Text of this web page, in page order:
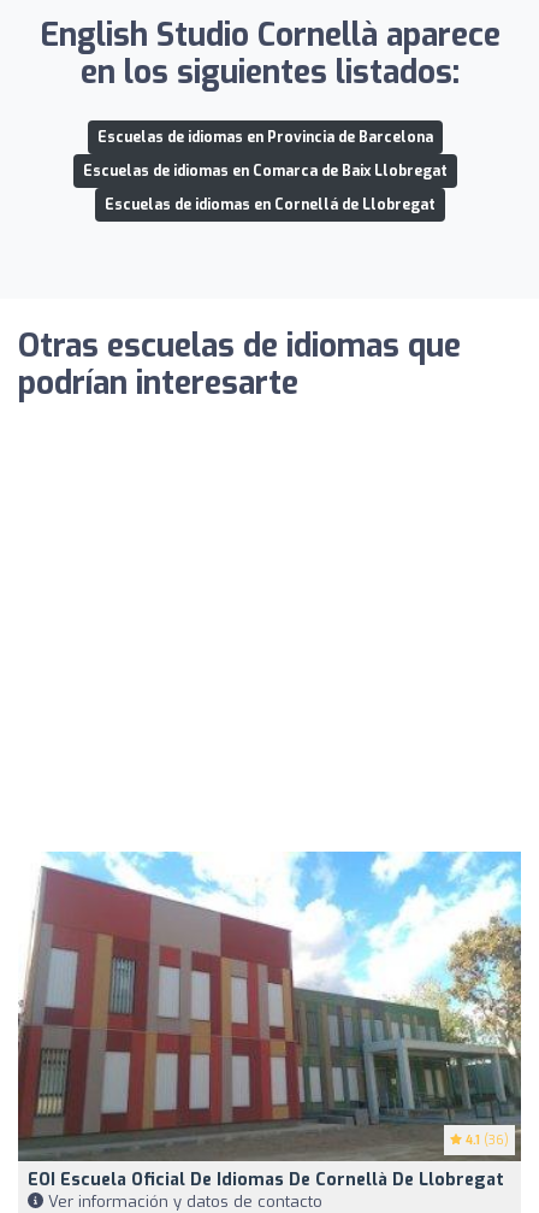
English Studio Cornellà aparece
en los siguientes listados:
Escuelas de idiomas en Provincia de Barcelona
Escuelas de idiomas en Comarca de Baix Llobregat
Escuelas de idiomas en Cornellá de Llobregat
Otras escuelas de idiomas que
podrían interesarte
4.1 (36)
EOI Escuela Oficial De Idiomas De Cornellà De Llobregat
Ver información y datos de contacto